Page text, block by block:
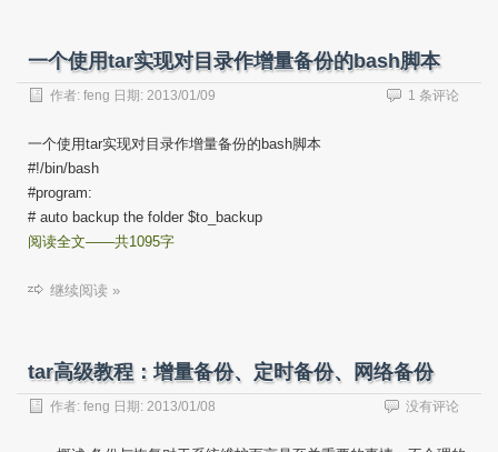
一个使用tar实现对目录作增量备份的bash脚本
作者: feng 日期: 2013/01/09 1 条评论
一个使用tar实现对目录作增量备份的bash脚本
#!/bin/bash
#program:
# auto backup the folder $to_backup
阅读全文——共1095字
继续阅读 »
tar高级教程：增量备份、定时备份、网络备份
作者: feng 日期: 2013/01/08 没有评论